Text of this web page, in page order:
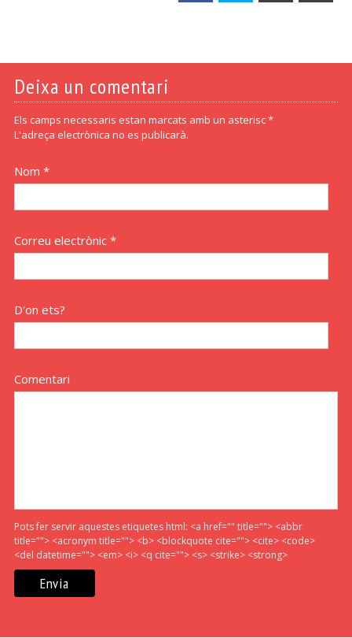
Deixa un comentari
Els camps necessaris estan marcats amb un asterisc *
L'adreça electrònica no es publicarà.
Nom *
Correu electrònic *
D'on ets?
Comentari
Pots fer servir aquestes etiquetes html: <a href="" title=""> <abbr
title=""> <acronym title=""> <b> <blockquote cite=""> <cite> <code>
<del datetime=""> <em> <i> <q cite=""> <s> <strike> <strong>